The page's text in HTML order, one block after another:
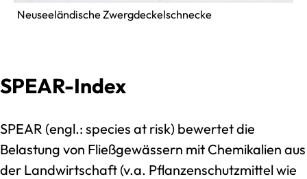
Neuseeländische Zwergdeckelschnecke
SPEAR-Index
SPEAR (engl.: species at risk) bewertet die
Belastung von Fließgewässern mit Chemikalien aus
der Landwirtschaft (v.a. Pflanzenschutzmittel wie